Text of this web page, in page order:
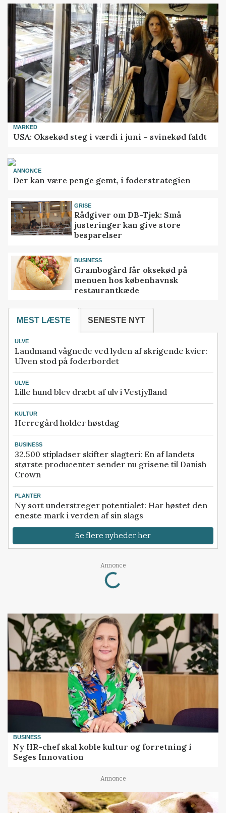
MARKED
USA: Oksekød steg i værdi i juni – svinekød faldt
ANNONCE
Der kan være penge gemt, i foderstrategien
GRISE
Rådgiver om DB-Tjek: Små
justeringer kan give store
besparelser
BUSINESS
Grambogård får oksekød på
menuen hos københavnsk
restaurantkæde
MEST LÆSTE SENESTE NYT
ULVE
Landmand vågnede ved lyden af skrigende kvier:
Ulven stod på foderbordet
ULVE
Lille hund blev dræbt af ulv i Vestjylland
KULTUR
Herregård holder høstdag
BUSINESS
32.500 stipladser skifter slagteri: En af landets
største producenter sender nu grisene til Danish
Crown
PLANTER
Ny sort understreger potentialet: Har høstet den
eneste mark i verden af sin slags
Se flere nyheder her
Annonce
Loading...
BUSINESS
Ny HR-chef skal koble kultur og forretning i
Seges Innovation
Annonce